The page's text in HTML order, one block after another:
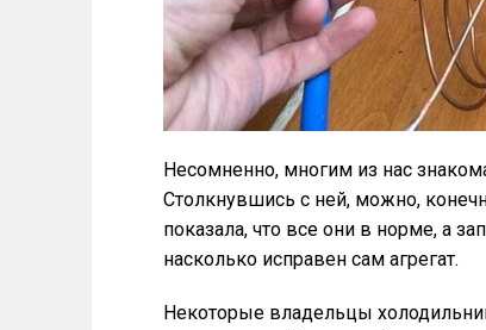
Несомненно, многим из нас
Столкнувшись с ней, можно,
показала, что все они в норме, а
насколько исправен сам агрегат.
Некоторые владельцы